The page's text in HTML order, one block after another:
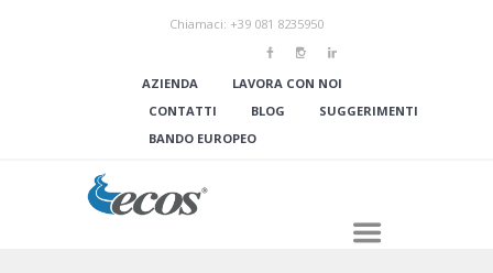
Chiamaci: +39 081 8235950
AZIENDA
LAVORA CON NOI
CONTATTI
BLOG
SUGGERIMENTI
BANDO EUROPEO